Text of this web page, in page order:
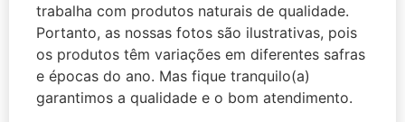
trabalha com produtos naturais de qualidade.
Portanto, as nossas fotos são ilustrativas, pois
os produtos têm variações em diferentes safras
e épocas do ano. Mas fique tranquilo(a)
garantimos a qualidade e o bom atendimento.